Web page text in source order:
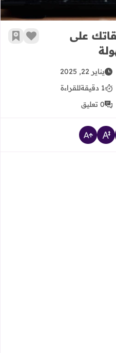
على
زر أضف
يناير 22, 2025
1 دقيقة
للقراءة
0 تعليق